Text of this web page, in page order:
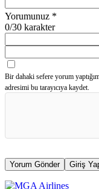
Yorumunuz *
0/30 karakter
Bir dahaki sefere yorum
adresimi bu tarayıcıya kaydet.
Yorum Gönder Giriş